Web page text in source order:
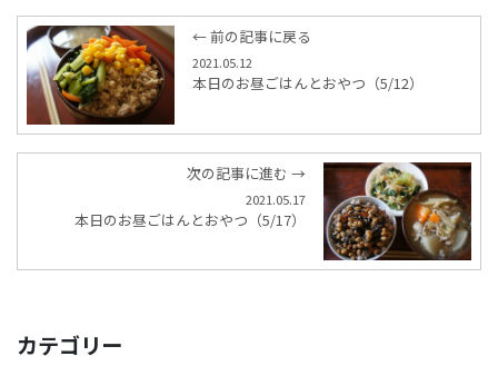
← 前の記事に戻る
2021.05.12
本日のお昼ごはんとおやつ（5/12）
次の記事に進む →
2021.05.17
本日のお昼ごはんとおやつ（5/17）
カテゴリー